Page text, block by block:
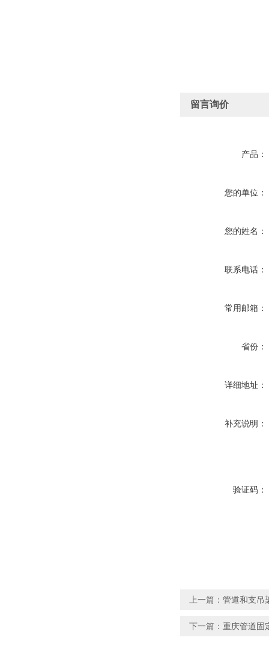
留言询价
产品：
您的单位：
您的姓名：
联系电话：
常用邮箱：
省份：
详细地址：
补充说明：
验证码：
上一篇： 管道和支吊
下一篇： 重庆管道固